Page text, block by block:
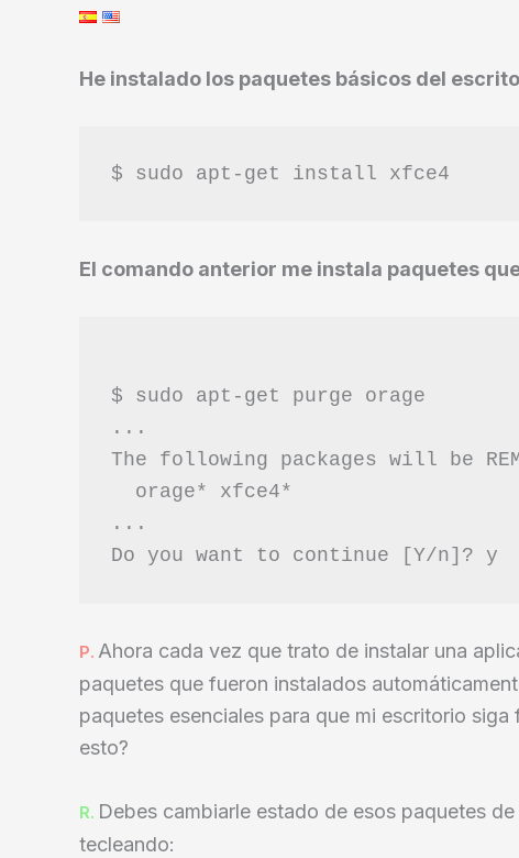
He instalado los paquetes básicos del
El comando anterior me instala paquetes
$ sudo apt-get purge orage
...
The following packages will be
  orage* xfce4*
...
P. Ahora cada vez que trato de instalar una
paquetes que fueron instalados
paquetes esenciales para que mi escritorio
esto?
R. Debes cambiarle estado de esos paquetes
tecleando: